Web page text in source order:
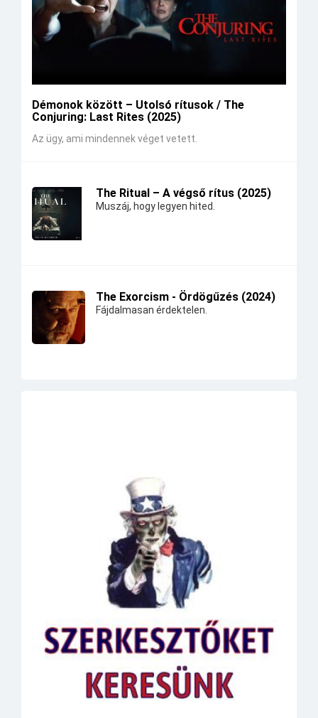
Démonok között – Utolsó rítusok / The
Conjuring: Last Rites (2025)
Az ügy, ami mindennek véget vetett.
The Ritual – A végső rítus (2025)
Muszáj, hogy legyen hited.
The Exorcism - Ördögűzés (2024)
Fájdalmasan érdektelen.